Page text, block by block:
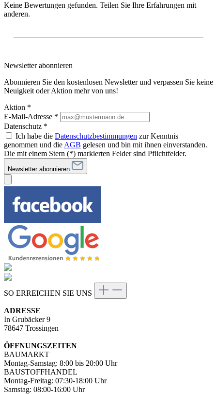
Keine Bewertungen gefunden. Teilen Sie Ihre Erfahrungen mit
anderen.
Newsletter abonnieren
Abonnieren Sie den kostenlosen Newsletter und verpassen Sie keine
Neuigkeit oder Aktion mehr von uns!
Aktion *
E-Mail-Adresse *
Datenschutz *
Ich habe die Datenschutzbestimmungen zur Kenntnis
genommen und die AGB gelesen und bin mit ihnen einverstanden.
Die mit einem Stern (*) markierten Felder sind Pflichtfelder.
Newsletter abonnieren
SO ERREICHEN SIE UNS
ADRESSE
In Grubäcker 9
78647 Trossingen
ÖFFNUNGSZEITEN
BAUMARKT
Montag-Samstag: 8:00 bis 20:00 Uhr
BAUSTOFFHANDEL
Montag-Freitag: 07:30-18:00 Uhr
Samstag: 08:00-16:00 Uhr